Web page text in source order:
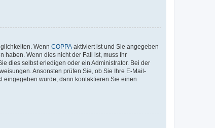
Wenn COPPA aktiviert ist und Sie angegeben
haben. Wenn dies nicht der Fall ist, muss Ihr
dies selbst erledigen oder ein Administrator. Bei der
Ansonsten prüfen Sie, ob Sie Ihre E-Mail-
eingegeben wurde, dann kontaktieren Sie einen